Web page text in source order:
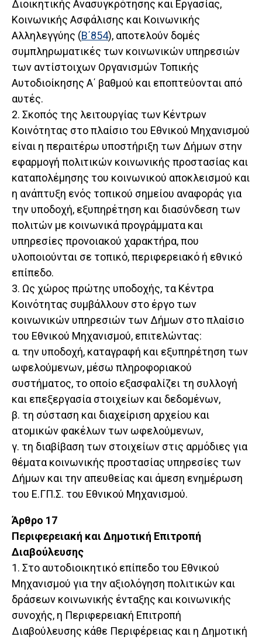
Διοικητικής Ανασυγκρότησης και Εργασίας,
Κοινωνικής Ασφάλισης και Κοινωνικής
Αλληλεγγύης (Β΄854), αποτελούν δομές
συμπληρωματικές των κοινωνικών υπηρεσιών
των αντίστοιχων Οργανισμών Τοπικής
Αυτοδιοίκησης Α΄ βαθμού και εποπτεύονται από
αυτές.
2. Σκοπός της λειτουργίας των Κέντρων
Κοινότητας στο πλαίσιο του Εθνικού Μηχανισμού
είναι η περαιτέρω υποστήριξη των Δήμων στην
εφαρμογή πολιτικών κοινωνικής προστασίας και
καταπολέμησης του κοινωνικού αποκλεισμού και
η ανάπτυξη ενός τοπικού σημείου αναφοράς για
την υποδοχή, εξυπηρέτηση και διασύνδεση των
πολιτών με κοινωνικά προγράμματα και
υπηρεσίες προνοιακού χαρακτήρα, που
υλοποιούνται σε τοπικό, περιφερειακό ή εθνικό
επίπεδο.
3. Ως χώρος πρώτης υποδοχής, τα Κέντρα
Κοινότητας συμβάλλουν στο έργο των
κοινωνικών υπηρεσιών των Δήμων στο πλαίσιο
του Εθνικού Μηχανισμού, επιτελώντας:
α. την υποδοχή, καταγραφή και εξυπηρέτηση των
ωφελούμενων, μέσω πληροφοριακού
συστήματος, το οποίο εξασφαλίζει τη συλλογή
και επεξεργασία στοιχείων και δεδομένων,
β. τη σύσταση και διαχείριση αρχείου και
ατομικών φακέλων των ωφελούμενων,
γ. τη διαβίβαση των στοιχείων στις αρμόδιες για
θέματα κοινωνικής προστασίας υπηρεσίες των
Δήμων και την απευθείας και άμεση ενημέρωση
του Ε.ΓΠ.Σ. του Εθνικού Μηχανισμού.
Άρθρο 17
Περιφερειακή και Δημοτική Επιτροπή
Διαβούλευσης
1. Στο αυτοδιοικητικό επίπεδο του Εθνικού
Μηχανισμού για την αξιολόγηση πολιτικών και
δράσεων κοινωνικής ένταξης και κοινωνικής
συνοχής, η Περιφερειακή Επιτροπή
Διαβούλευσης κάθε Περιφέρειας και η Δημοτική